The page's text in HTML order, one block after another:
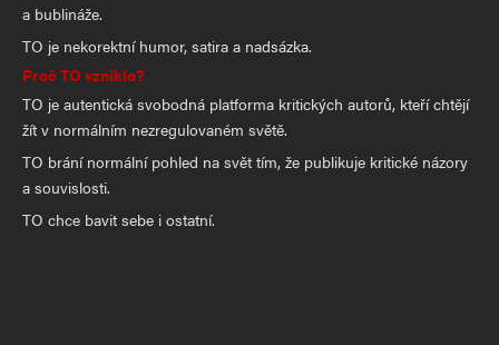
a bublináže.
TO je nekorektní humor, satira a nadsázka.
Proč TO vzniklo?
TO je autentická svobodná platforma kritických autorů, kteří chtějí
žít v normálním nezregulovaném světě.
TO brání normální pohled na svět tím, že publikuje kritické názory
a souvislosti.
TO chce bavit sebe i ostatní.